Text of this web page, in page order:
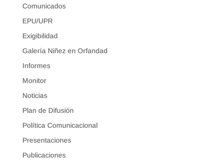
Comunicados
EPU/UPR
Exigibilidad
Galería Niñez en Orfandad
Informes
Monitor
Noticias
Plan de Difusión
Política Comunicacional
Presentaciones
Publicaciones